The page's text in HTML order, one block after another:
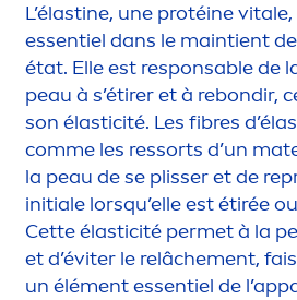
L’élastine, une protéinevital
essentiel dans le maintient
état. Elle est responsable de
peau à s’étirer et à rebondir,
son élasticité. Les fibres
comme les ressorts d’un
la peau de se plisser et de
initiale lorsqu’elle est étirée
Cette élasticité permet à la
et d’éviter le relâchement,
un élément essentiel de